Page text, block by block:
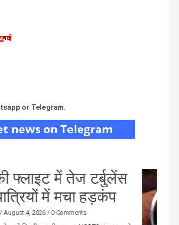
or Telegram.
के दिन पितरों को दें
संतुष्टि, जानिए तर्पण का
सही समय